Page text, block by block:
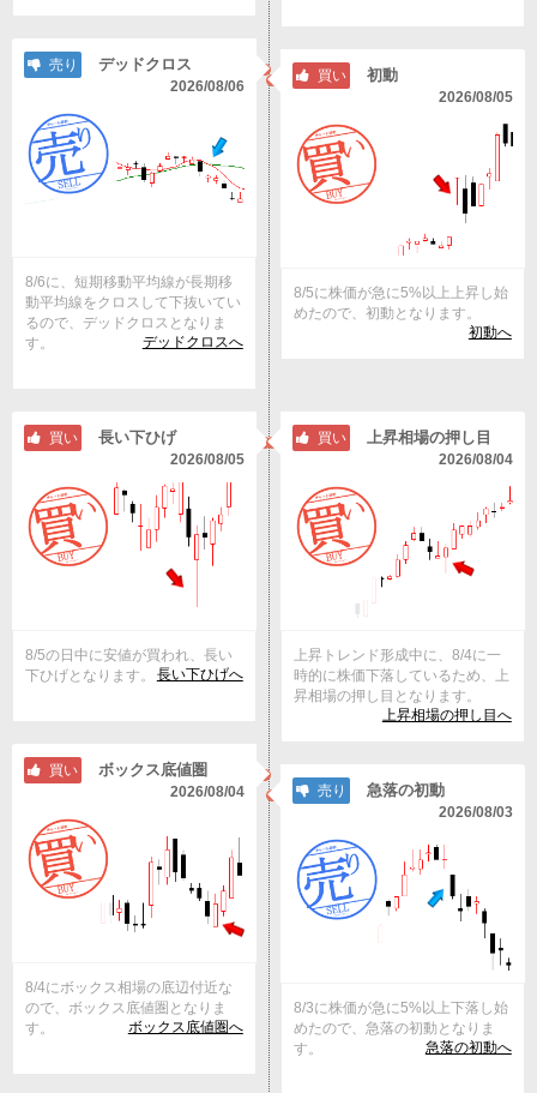
売り デッドクロス
2026/08/06
8/6に、短期移動平均線が長期移
動平均線をクロスして下抜いてい
るので、デッドクロスとなりま
す。
デッドクロスへ
買い 初動
2026/08/05
8/5に株価が急に5%以上上昇し始
めたので、初動となります。
初動へ
買い 長い下ひげ
2026/08/05
8/5の日中に安値が買われ、長い
下ひげとなります。
長い下ひげへ
買い 上昇相場の押し目
2026/08/04
上昇トレンド形成中に、8/4に一
時的に株価下落しているため、上
昇相場の押し目となります。
上昇相場の押し目へ
買い ボックス底値圏
2026/08/04
8/4にボックス相場の底辺付近な
ので、ボックス底値圏となりま
す。
ボックス底値圏へ
売り 急落の初動
2026/08/03
8/3に株価が急に5%以上下落し始
めたので、急落の初動となりま
す。
急落の初動へ